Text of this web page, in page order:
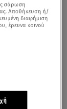
σάρωση
Αποθήκευση ή/
διαφήμιση
έρευνα κοινού